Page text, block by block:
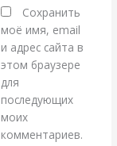
Сохранить
моё имя, email
и адрес сайта в
этом браузере
для
последующих
моих
комментариев.